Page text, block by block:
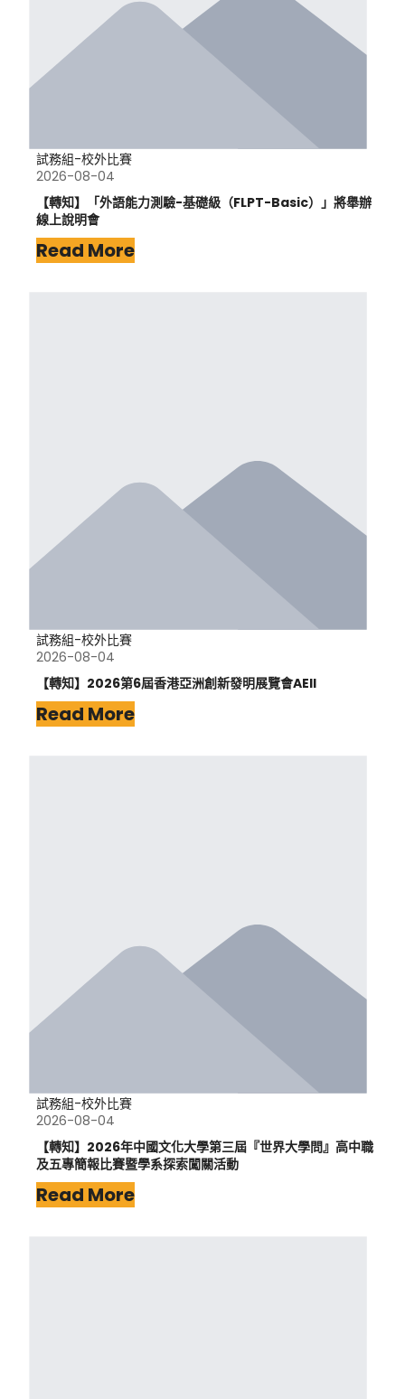
試務組-校外比賽
2026-08-04
【轉知】「外語能力測驗-基礎級（FLPT-Basic）」將舉辦
線上說明會
Read More
試務組-校外比賽
2026-08-04
【轉知】2026第6屆香港亞洲創新發明展覽會AEII
Read More
試務組-校外比賽
2026-08-04
【轉知】2026年中國文化大學第三屆『世界大學問』高中職
及五專簡報比賽暨學系探索闖關活動
Read More